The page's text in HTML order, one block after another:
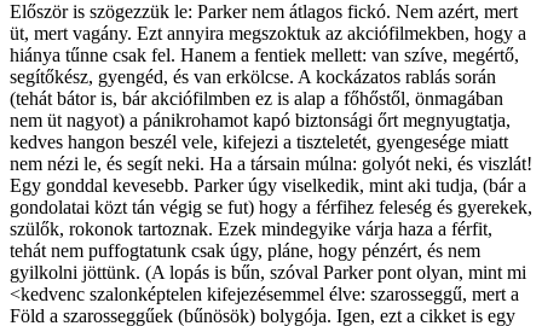
Először is szögezzük le: Parker nem átlagos fickó. Nem azért, mert
üt, mert vagány. Ezt annyira megszoktuk az akciófilmekben, hogy a
hiánya tűnne csak fel. Hanem a fentiek mellett: van szíve, megértő,
segítőkész, gyengéd, és van erkölcse. A kockázatos rablás során
(tehát bátor is, bár akciófilmben ez is alap a főhőstől, önmagában
nem üt nagyot) a pánikrohamot kapó biztonsági őrt megnyugtatja,
kedves hangon beszél vele, kifejezi a tiszteletét, gyengesége miatt
nem nézi le, és segít neki. Ha a társain múlna: golyót neki, és viszlát!
Egy gonddal kevesebb. Parker úgy viselkedik, mint aki tudja, (bár a
gondolatai közt tán végig se fut) hogy a férfihez feleség és gyerekek,
szülők, rokonok tartoznak. Ezek mindegyike várja haza a férfit,
tehát nem puffogtatunk csak úgy, pláne, hogy pénzért, és nem
gyilkolni jöttünk. (A lopás is bűn, szóval Parker pont olyan, mint mi
<kedvenc szalonképtelen kifejezésemmel élve: szarosseggű, mert a
Föld a szarosseggűek (bűnösök) bolygója. Igen, ezt a cikket is egy